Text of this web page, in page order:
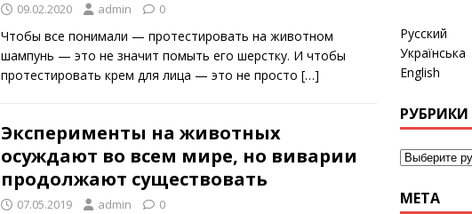
09.02.2020 admin 0
Чтобы все понимали — протестировать на животном
шампунь — это не значит помыть его шерстку. И чтобы
протестировать крем для лица — это не просто […]
Эксперименты на животных
осуждают во всем мире, но виварии
продолжают существовать
07.05.2019 admin 0
Русский
Українська
English
РУБРИКИ
МЕТА